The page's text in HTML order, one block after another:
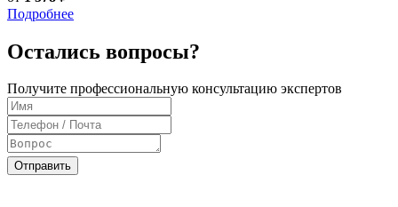
Подробнее
Остались вопросы?
Получите профессиональную консультацию экспертов
Отправить